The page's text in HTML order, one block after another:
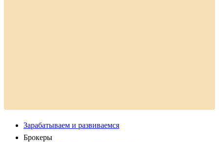
Зарабатываем и развиваемся
Брокеры